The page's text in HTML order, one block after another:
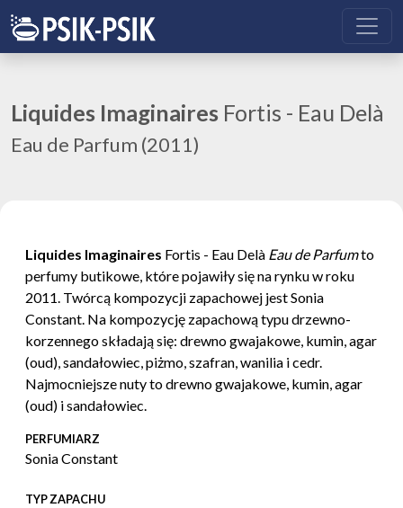
Liquides Imaginaires Fortis - Eau Delà
Eau de Parfum (2011)
Liquides Imaginaires Fortis - Eau Delà Eau de Parfumto
perfumy butikowe, które pojawiły się na rynku w roku
2011. Twórcą kompozycji zapachowej jest Sonia
Constant. Na kompozycję zapachową typu drzewno-
korzennego składają się: drewno gwajakowe, kumin, agar
(oud), sandałowiec, piżmo, szafran, wanilia i cedr.
Najmocniejsze nuty to drewno gwajakowe, kumin, agar
(oud) i sandałowiec.
PERFUMIARZ
Sonia Constant
TYP ZAPACHU